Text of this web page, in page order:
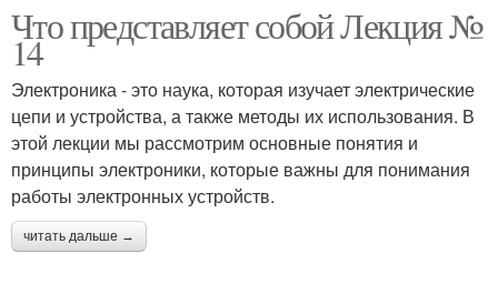
Что представляет собой Лекция №
14
Электроника - это наука, которая изучает электрические
цепи и устройства, а также методы их использования. В
этой лекции мы рассмотрим основные понятия и
принципы электроники, которые важны для понимания
работы электронных устройств.
читать дальше →